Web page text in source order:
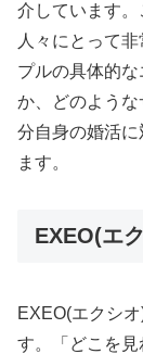
介しています
人々にとって
プルの具体的
か、どのよう
分自身の婚活
ます。
EXEO(エ
EXEO(エクシ
す。「どこを